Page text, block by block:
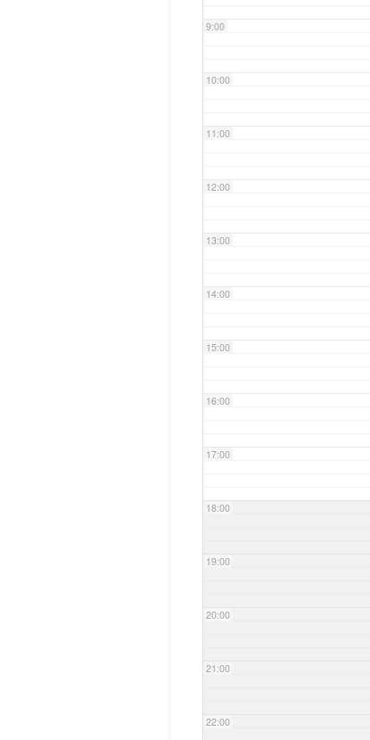
9:00
10:00
11:00
12:00
13:00
14:00
15:00
16:00
17:00
18:00
19:00
20:00
21:00
22:00